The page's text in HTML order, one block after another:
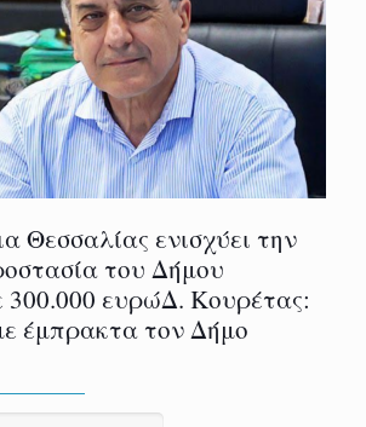
Θεσσαλίας ενισχύει την
του Δήμου
ευρώΔ. Κουρέτας:
έμπρακτα τον Δήμο